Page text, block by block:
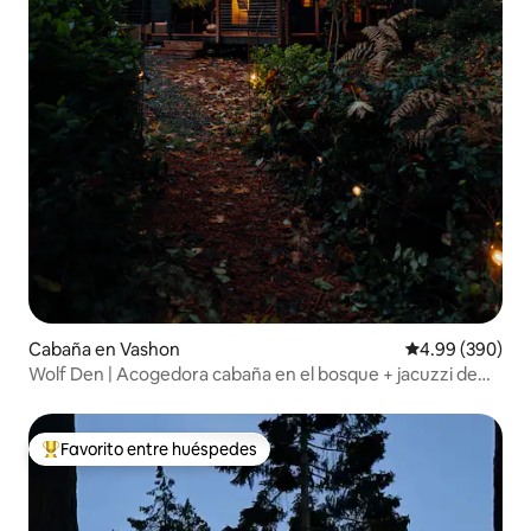
Cabaña en Vashon Calificación
4.99 (390)
Wolf Den | Acogedora cabaña en el bosque + jacuzzi de
De los mejores en Favorito entre huéspedes
Favorito entre huéspedes